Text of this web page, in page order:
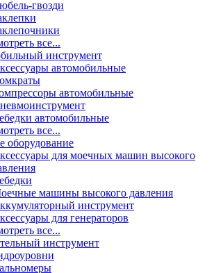
гвозди
все...
инструмент
автомобильные
автомобильные
автомобильные
все...
оборудование
для моечных машин высокого
машины высокого давления
инструмент
для генераторов
все...
инструмент